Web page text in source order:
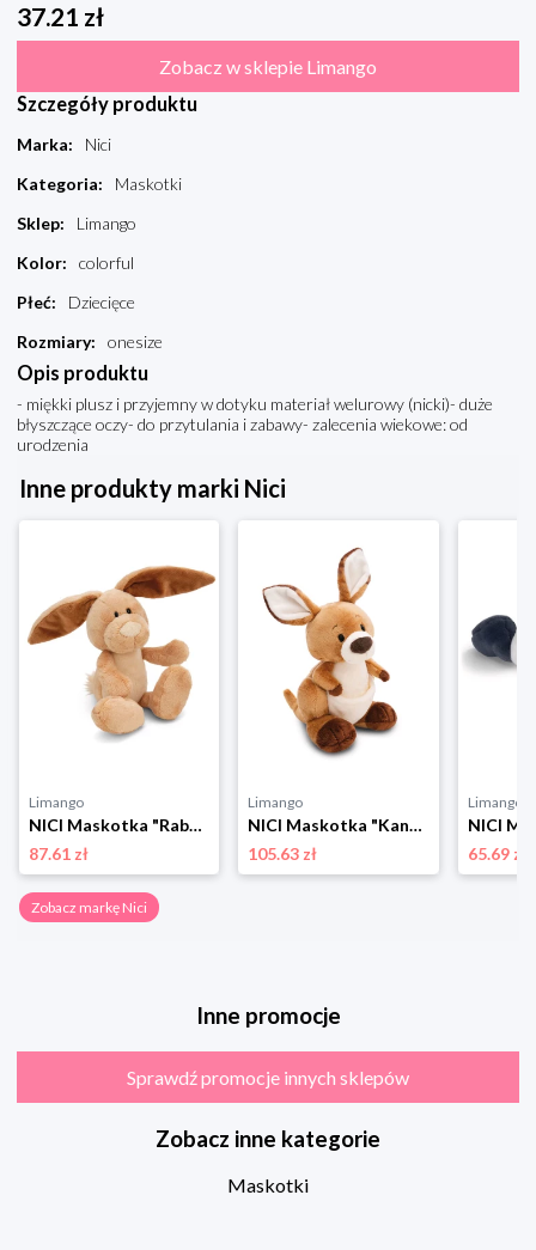
37.21 zł
Zobacz w sklepie Limango
Szczegóły produktu
Marka:
Nici
Kategoria:
Maskotki
Sklep:
Limango
Kolor:
colorful
Płeć:
Dziecięce
Rozmiary: onesize
Opis produktu
- miękki plusz i przyjemny w dotyku materiał welurowy (nicki)- duże
błyszczące oczy- do przytulania i zabawy- zalecenia wiekowe: od
urodzenia
Inne produkty marki Nici
Limango
NICI Maskotka "Rabbit Ralf" - 0+ rozmiar: onesize
87.61 zł
Limango
NICI Maskotka "Kangaroo Kelly" - 0+ rozmiar: onesize
105.63 zł
Limango
65.69 zł
Zobacz markę Nici
Inne promocje
Sprawdź promocje innych sklepów
Zobacz inne kategorie
Maskotki